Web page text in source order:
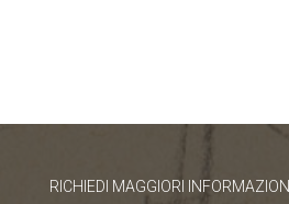
RICHIEDI MAGGIORI INFORMAZIONI